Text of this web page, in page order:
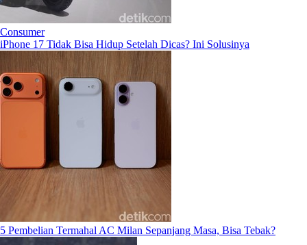
Consumer
iPhone 17 Tidak Bisa Hidup Setelah Dicas? Ini Solusinya
5 Pembelian Termahal AC Milan Sepanjang Masa, Bisa Tebak?